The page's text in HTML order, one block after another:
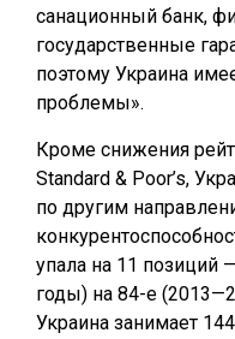
санационный банк,
государственные
поэтому Украина
проблемы».
Кроме снижения
Standard & Poor’s,
по другим
упала на 11 позиций
годы) на 84-е
Украина занимает